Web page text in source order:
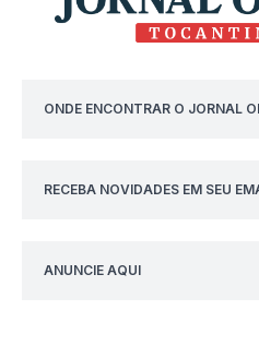
ONDE ENCONTRAR O JORNAL
RECEBA NOVIDADES EM SEU
ANUNCIE AQUI